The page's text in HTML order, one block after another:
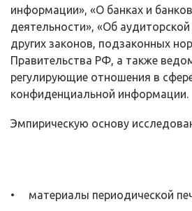
информации», «О банках и
деятельности», «Об
других законов, подзаконных
Правительства РФ, а также
регулирующие отношения в
конфиденциальной информации.
Эмпирическую основу
• материалы периодической